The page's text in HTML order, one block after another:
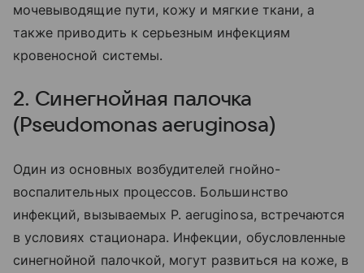
мочевыводящие пути, кожу и мягкие ткани, а
также приводить к серьезным инфекциям
кровеносной системы.
2. Синегнойная палочка
(Pseudomonas aeruginosa)
Один из основных возбудителей гнойно-
воспалительных процессов. Большинство
инфекций, вызываемых P. aeruginosa, встречаются
в условиях стационара. Инфекции, обусловленные
синегнойной палочкой, могут развиться на коже, в